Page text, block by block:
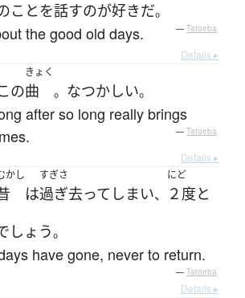
ことを話すのが好きだ。
the good old days. — Tatoeba
Details ▸
の
きょく
曲 。 なつかしい。
after so long really brings
— Tatoeba
Details ▸
かし
は
すぎさ
過ぎ去って しまい、
にど
２度と
しょう。
have gone, never to return.
— Tatoeba
Details ▸